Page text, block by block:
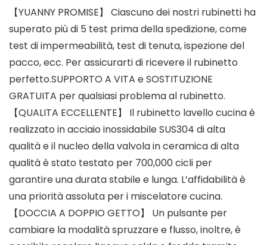
【YUANNY PROMISE】 Ciascuno dei nostri rubinetti ha
superato più di 5 test prima della spedizione, come
test di impermeabilità, test di tenuta, ispezione del
pacco, ecc. Per assicurarti di ricevere il rubinetto
perfetto.SUPPORTO A VITA e SOSTITUZIONE
GRATUITA per qualsiasi problema al rubinetto.
【QUALITA ECCELLENTE】 Il rubinetto lavello cucina è
realizzato in acciaio inossidabile SUS304 di alta
qualità e il nucleo della valvola in ceramica di alta
qualità è stato testato per 700,000 cicli per
garantire una durata stabile e lunga. L’affidabilità è
una priorità assoluta per i miscelatore cucina.
【DOCCIA A DOPPIO GETTO】 Un pulsante per
cambiare la modalità spruzzare e flusso, inoltre, è